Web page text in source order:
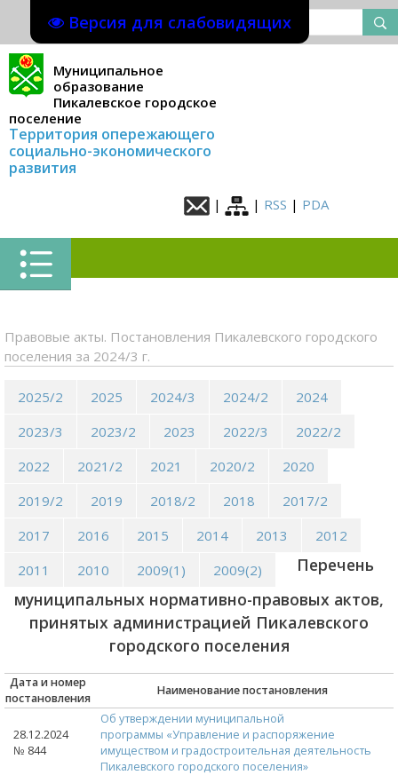
Версия для слабовидящих
Муниципальное
образование
Пикалевское городское
поселение
Территория опережающего
социально-экономического
развития
| | RSS | PDA
Правовые акты. Постановления Пикалевского городского
поселения за 2024/3 г.
2025/2 2025 2024/3 2024/2
2024
2023/3
2023/2 2023 2022/3
2022/2
2022
2021/2 2021 2020/2
2020
2019/2
2019 2018/2 2018
2017/2
2017
2016 2015 2014 2013
2012
2011
2010 2009(1) 2009(2)
Перечень
муниципальных нормативно-правовых актов,
принятых администрацией Пикалевского
городского поселения
Дата и номер
постановления
Наименование постановления
28.12.2024
№ 844
Об утверждении муниципальной
программы «Управление и распоряжение
имуществом и градостроительная деятельность
Пикалевского городского поселения»